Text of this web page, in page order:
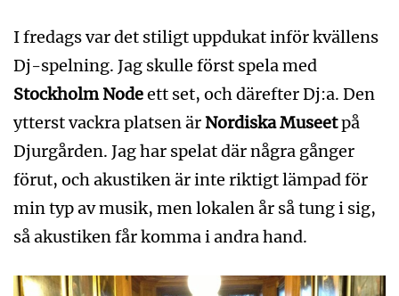
I fredags var det stiligt uppdukat inför kvällens
Dj-spelning. Jag skulle först spela med
Stockholm Nodeett set, och därefter Dj:a. Den
ytterst vackra platsen ärNordiska Museetpå
Djurgården. Jag har spelat där några gånger
förut, och akustiken är inte riktigt lämpad för
min typ av musik, men lokalen år så tung i sig,
så akustiken får komma i andra hand.